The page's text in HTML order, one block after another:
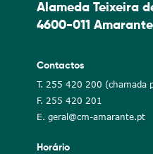
Alameda Teixeira
4600-011 Amarante
Contactos
T. 255 420 200 (chamada
F. 255 420 201
E. geral@cm-amarante.pt
Horário